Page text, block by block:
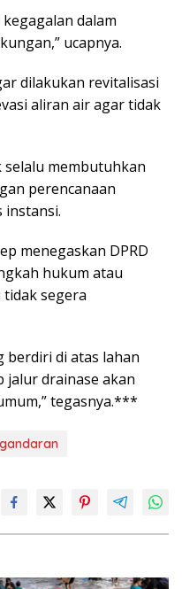
dalam
ucapnya.
dilakukan revitalisasi
aliran air agar tidak
selalu membutuhkan
perencanaan
instansi.
menegaskan DPRD
hukum atau
segera
berdiri di atas lahan
jalur drainase akan
tegasnya.***